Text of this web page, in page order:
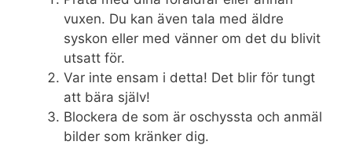
vuxen. Du kan även tala med äldre
syskon eller med vänner om det du blivit
utsatt för.
Var inte ensam i detta! Det blir för tungt
att bära själv!
Blockera de som är oschyssta och anmäl
bilder som kränker dig.